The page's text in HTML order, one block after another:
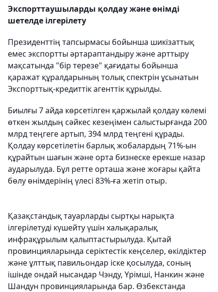
Экспорттаушыларды қолдау және өнімді
шетелде ілгерілету
Президенттің тапсырмасы бойынша шикізаттық
емес экспортты әртараптандыру және арттыру
мақсатында "бір терезе" қағидаты бойынша
қаражат құралдарының толық спектрін ұсынатын
Экспорттық-кредиттік агенттік құрылды.
Биылғы 7 айда көрсетілген қаржылай қолдау көлемі
өткен жылдың сәйкес кезеңімен салыстырғанда 200
млрд теңгеге артып, 394 млрд теңгені құрады.
Қолдау көрсетілетін барлық жобалардың 71%-ын
құрайтын шағын және орта бизнеске ерекше назар
аударылуда. Бұл ретте орташа және жоғары қайта
бөлу өнімдерінің үлесі 83%-ға жетіп отыр.
Қазақстандық тауарларды сыртқы нарықта
ілгерілетуді күшейту үшін халықаралық
инфрақұрылым қалыптастырылуда. Қытай
провинцияларында серіктестік кеңселер, өкілдіктер
және ұлттық павильондар іске қосылуда, соның
ішінде ондай нысандар Чэнду, Үрімші, Нанкин және
Шандун провинцияларында бар. Өзбекстанда